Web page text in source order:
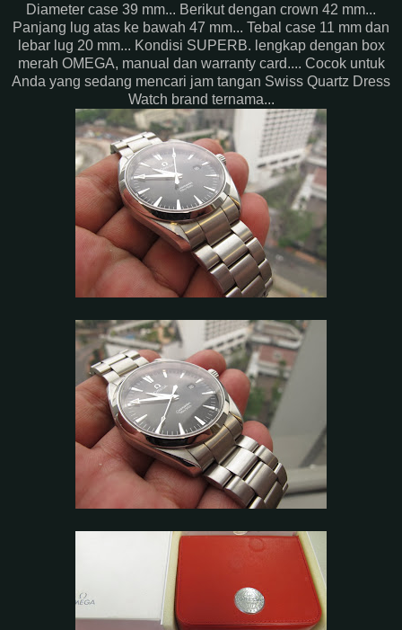
Diameter case 39 mm... Berikut dengan crown 42 mm...
Panjang lug atas ke bawah 47 mm... Tebal case 11 mm dan
lebar lug 20 mm... Kondisi SUPERB. lengkap dengan box
merah OMEGA, manual dan warranty card.... Cocok untuk
Anda yang sedang mencari jam tangan Swiss Quartz Dress
Watch brand ternama...